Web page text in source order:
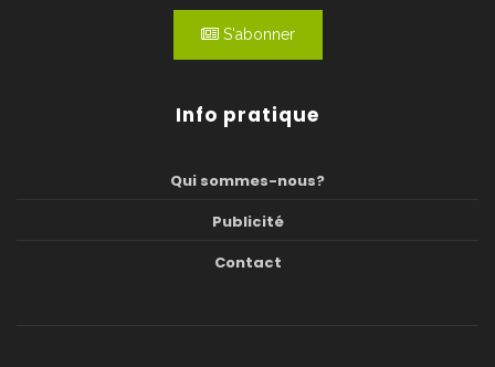
S'abonner
Info pratique
Qui sommes-nous?
Publicité
Contact